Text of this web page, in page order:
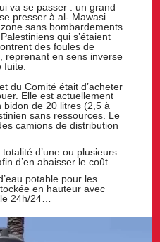
va se passer : un grand
presser à al- Mawasi
sans bombardements
qui s’étaient
des foules de
reprenant en sens inverse
du Comité était d’acheter
Elle est actuellement
bidon de 20 litres (2,5 à
sans ressources. Le
camions de distribution
d’une ou plusieurs
d’en abaisser le coût.
potable pour les
en hauteur avec
24h/24…